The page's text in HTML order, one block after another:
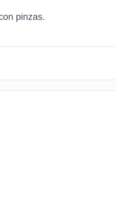
pinzas.